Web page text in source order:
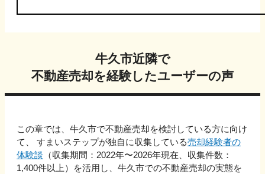
牛久市近隣で
不動産売却を経験したユーザーの声
この章では、 牛久市で不動産売却を検討している方に向け
て、 すまいステップが独自に収集している売却経験者の
体験談 （収集期間：2022年〜2026年現在、収集件数：
1,400件以上）を活用し、 牛久市での不動産売却の実態を